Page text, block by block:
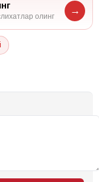
олинг
→